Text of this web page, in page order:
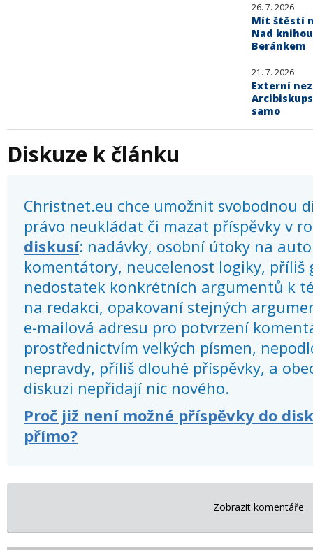
26. 7. 2026
Mít štěstí
Nad
Beránkem
21. 7. 2026
Externí
samo
Diskuze k článku
Christnet.eu chce umožnit svobodnou
právo neukládat či mazat příspěvky v
diskusí: nadávky, osobní útoky na
komentátory, neucelenost logiky, příliš
nedostatek konkrétních argumentů k
na redakci, opakovaní stejných
e-mailová adresu pro potvrzení
prostřednictvím velkých písmen,
nepravdy, příliš dlouhé příspěvky, a
diskuzi nepřidají nic nového.
Proč již není možné příspěvky do
přímo?
Zobrazit komentáře